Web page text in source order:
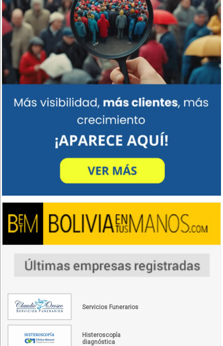
Servicios Funerarios
Histeroscopía
diagnóstica